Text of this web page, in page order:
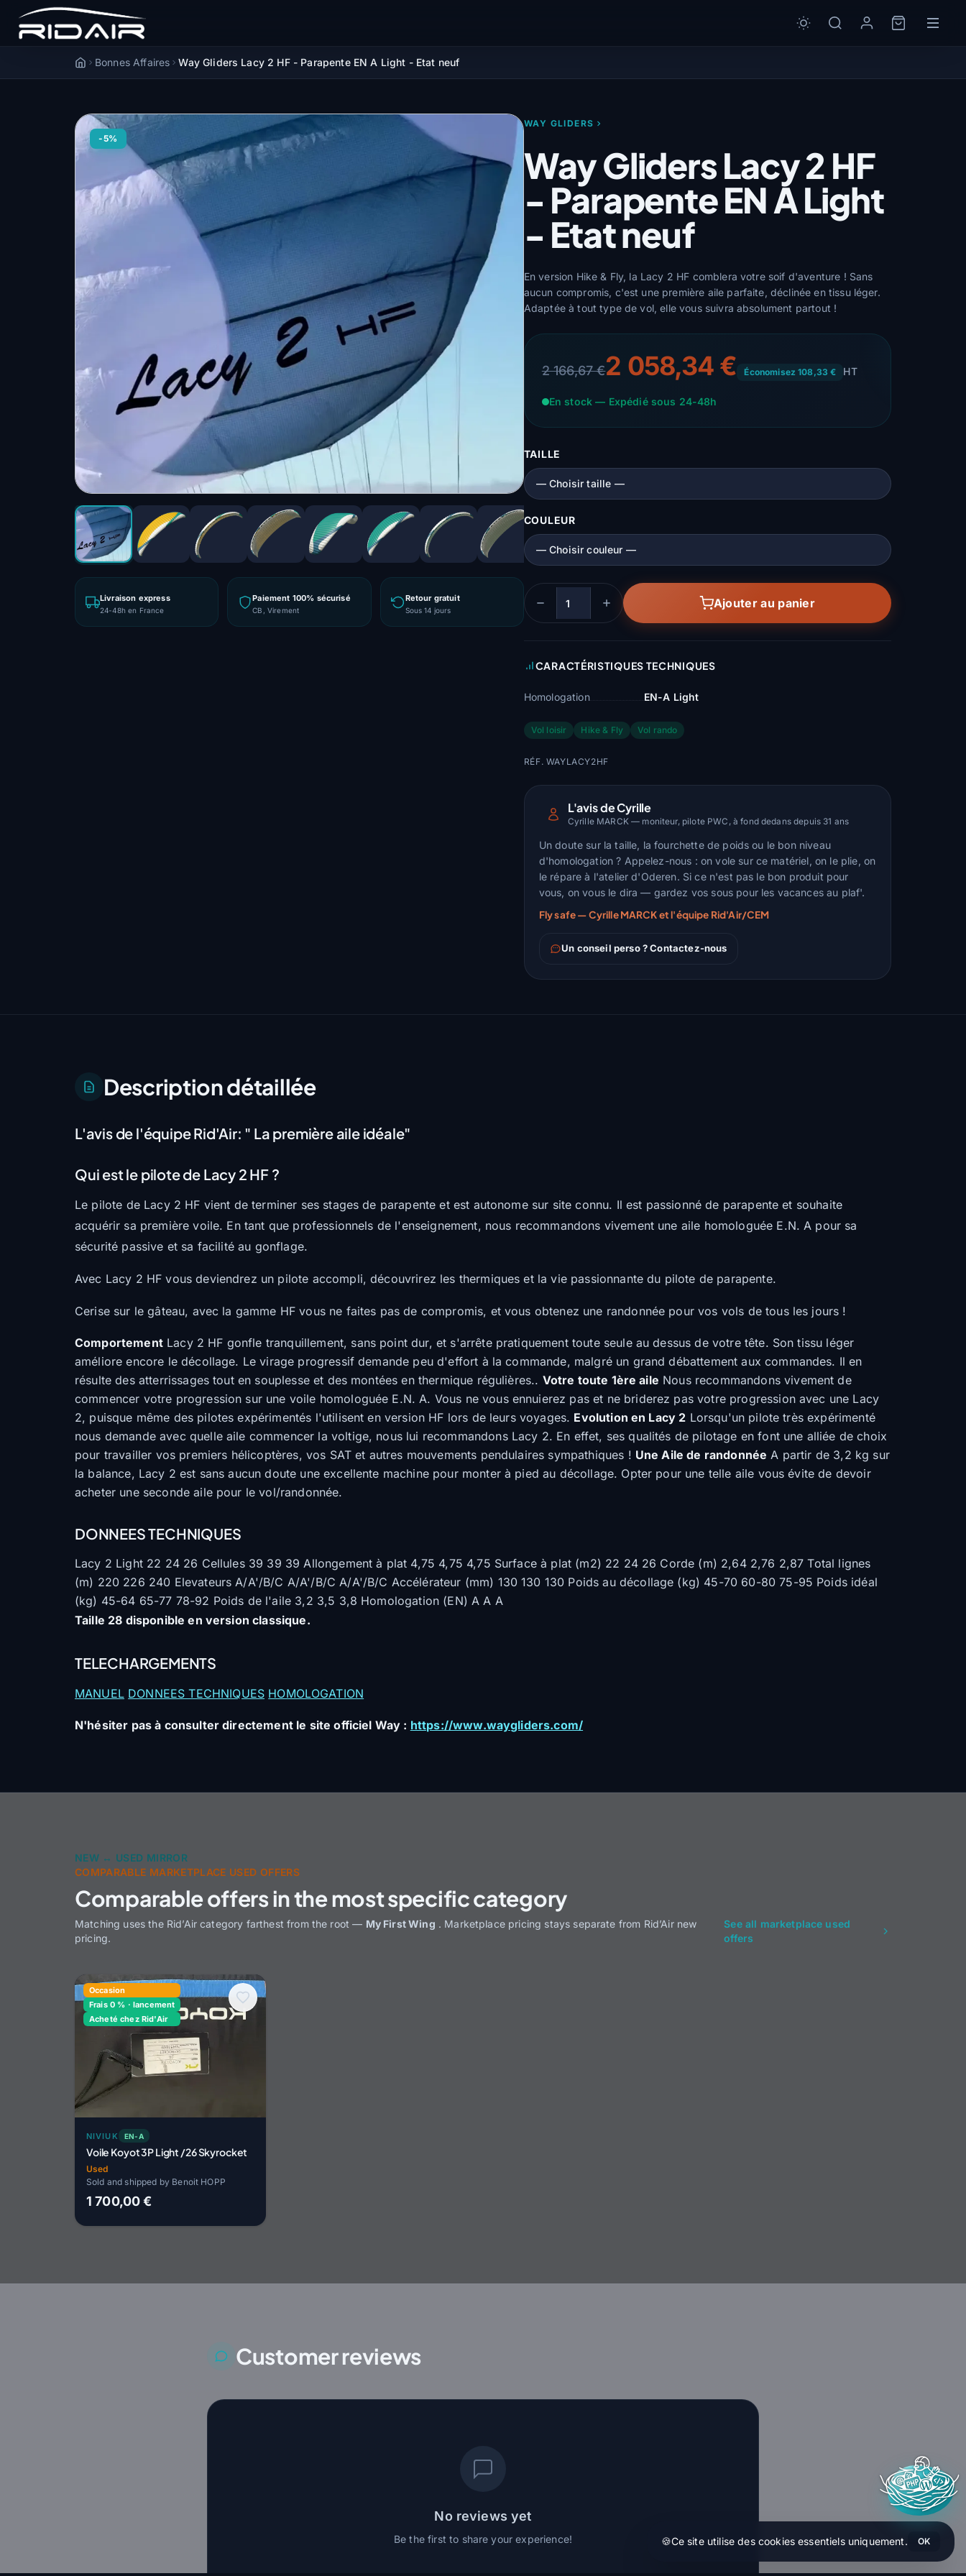
AccueilBonnes Affaires Way Gliders Lacy 2 HF - Parapente EN A Light - Etat neuf
-5%
Livraison express
24-48h en France
Paiement 100% sécurisé
CB, Virement
Retour gratuit
Sous 14 jours
WAY GLIDERS
Way Gliders Lacy 2 HF
- Parapente EN A Light
- Etat neuf
En version Hike & Fly, la Lacy 2 HF comblera votre soif d'aventure ! Sans
aucun compromis, c'est une première aile parfaite, déclinée en tissu léger.
Adaptée à tout type de vol, elle vous suivra absolument partout !
2 166,67 €2 058,34 € Économisez 108,33 € HT
En stock — Expédié sous 24-48h
TAILLE
COULEUR
Quantité
Ajouter au panier
CARACTÉRISTIQUES TECHNIQUES
Homologation EN-A Light
Vol loisir Hike & Fly Vol rando
RÉF. WAYLACY2HF
L'avis de Cyrille
Cyrille MARCK — moniteur, pilote PWC, à fond dedans depuis 31 ans
Un doute sur la taille, la fourchette de poids ou le bon niveau
d'homologation ? Appelez-nous : on vole sur ce matériel, on le plie, on
le répare à l'atelier d'Oderen. Si ce n'est pas le bon produit pour
vous, on vous le dira — gardez vos sous pour les vacances au plaf'.
Fly safe — Cyrille MARCK et l'équipe Rid'Air/CEM
Un conseil perso ? Contactez-nous
Description détaillée
L'avis de l'équipe Rid'Air: " La première aile idéale"
Qui est le pilote de Lacy 2 HF ?
Le pilote de Lacy 2 HF vient de terminer ses stages de parapente et est autonome sur site connu. Il est passionné de parapente et souhaite
acquérir sa première voile. En tant que professionnels de l'enseignement, nous recommandons vivement une aile homologuée E.N. A pour sa
sécurité passive et sa facilité au gonflage.
Avec Lacy 2 HF vous deviendrez un pilote accompli, découvrirez les thermiques et la vie passionnante du pilote de parapente.
Cerise sur le gâteau, avec la gamme HF vous ne faites pas de compromis, et vous obtenez une randonnée pour vos vols de tous les jours !
ComportementLacy 2 HF gonfle tranquillement, sans point dur, et s'arrête pratiquement toute seule au dessus de votre tête. Son tissu léger
améliore encore le décollage. Le virage progressif demande peu d'effort à la commande, malgré un grand débattement aux commandes. Il en
résulte des atterrissages tout en souplesse et des montées en thermique régulières.. Votre toute 1ère aile Nous recommandons vivement de
commencer votre progression sur une voile homologuée E.N. A. Vous ne vous ennuierez pas et ne briderez pas votre progression avec une Lacy
2, puisque même des pilotes expérimentés l'utilisent en version HF lors de leurs voyages. Evolution en Lacy 2 Lorsqu'un pilote très expérimenté
nous demande avec quelle aile commencer la voltige, nous lui recommandons Lacy 2. En effet, ses qualités de pilotage en font une alliée de choix
pour travailler vos premiers hélicoptères, vos SAT et autres mouvements pendulaires sympathiques ! Une Aile de randonnée A partir de 3,2 kg sur
la balance, Lacy 2 est sans aucun doute une excellente machine pour monter à pied au décollage. Opter pour une telle aile vous évite de devoir
acheter une seconde aile pour le vol/randonnée.
DONNEES TECHNIQUES
Lacy 2 Light 22 24 26 Cellules 39 39 39 Allongement à plat 4,75 4,75 4,75 Surface à plat (m2) 22 24 26 Corde (m) 2,64 2,76 2,87 Total lignes
(m) 220 226 240 Elevateurs A/A'/B/C A/A'/B/C A/A'/B/C Accélérateur (mm) 130 130 130 Poids au décollage (kg) 45-70 60-80 75-95 Poids idéal
(kg) 45-64 65-77 78-92 Poids de l'aile 3,2 3,5 3,8 Homologation (EN) A A A
Taille 28 disponible en version classique.
TELECHARGEMENTS
MANUEL DONNEES TECHNIQUES HOMOLOGATION
N'hésiter pas à consulter directement le site officiel Way : https://www.waygliders.com/
NEW ↔ USED MIRROR
COMPARABLE MARKETPLACE USED OFFERS
Comparable offers in the most specific category
Matching uses the Rid’Air category farthest from the root — My First Wing . Marketplace pricing stays separate from Rid’Air new
pricing.
See all marketplace used
offers
Occasion
Frais 0 % · lancement
Acheté chez Rid'Air
NIVIUK EN-A
Voile Koyot 3P Light /26 Skyrocket
Used
Sold and shipped by Benoit HOPP
1 700,00 €
Customer reviews
No reviews yet
Be the first to share your experience! 🍪Ce site utilise des cookies essentiels uniquement. OK